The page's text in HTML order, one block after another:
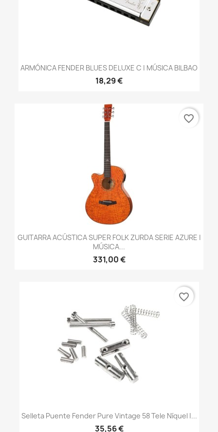
ARMÓNICA FENDER BLUES DELUXE C | MÚSICA BILBAO
18,29 €
GUITARRA ACÚSTICA SUPER FOLK ZURDA SERIE AZURE |
MÚSICA...
331,00 €
favorite_border
Selleta Puente Fender Pure Vintage 58 Tele Níquel |...
35,56 €
favorite_border